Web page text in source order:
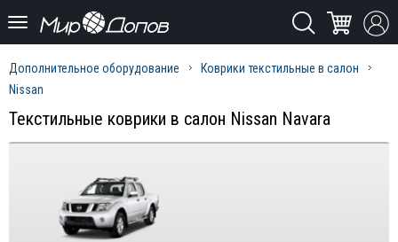
Дополнительное оборудование
Коврики текстильные в салон
Nissan
Текстильные коврики в салон Nissan Navara